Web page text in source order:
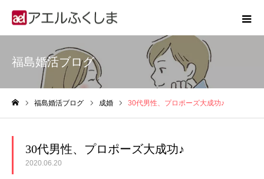
福島婚活ブログ
福島婚活ブログ 成婚 30代男性、プロポーズ大成功♪
30代男性、プロポーズ大成功♪
2020.06.20